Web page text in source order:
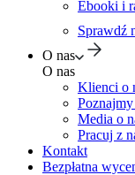
Ebooki i
Sprawdź
O nas
O nas
Klienci o
Poznajmy
Media o
Pracuj z
Kontakt
Bezpłatna